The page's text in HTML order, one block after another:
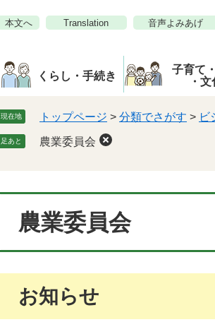
本文へ Translation 音声よみあげ
くらし・手続き
子育て
・文
現在地 トップページ > 分類でさがす > ビ
足あと 農業委員会
農業委員会
お知らせ